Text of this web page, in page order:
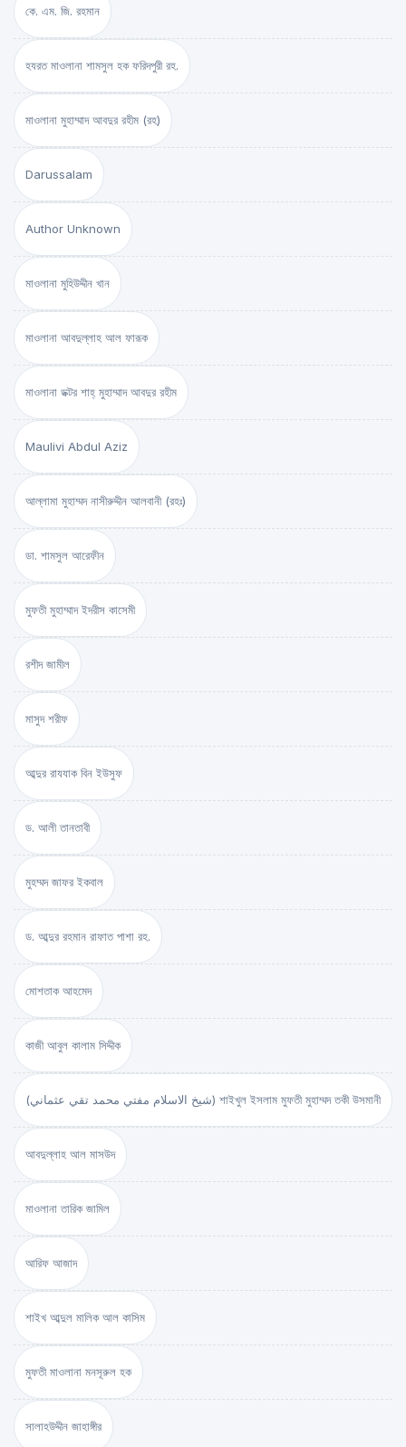
কে. এম. জি. রহমান
হযরত মাওলানা শামসুল হক ফরিদপুরী রহ.
মাওলানা মুহাম্মাদ আবদুর রহীম (রহ)
Darussalam
Author Unknown
মাওলানা মুহিউদ্দীন খান
মাওলানা আবদুল্লাহ আল ফারূক
মাওলানা ডক্টর শাহ্‌ মুহাম্মাদ আবদুর রহীম
Maulivi Abdul Aziz
আল্লামা মুহাম্মদ নাসীরুদ্দীন আলবানী (রহঃ)
ডা. শামসুল আরেফীন
মুফতী মুহাম্মাদ ইদরীস কাসেমী
রশীদ জামীল
মাসুদ শরীফ
আব্দুর রাযযাক বিন ইউসুফ
ড. আলী তানতাবী
মুহম্মদ জাফর ইকবাল
ড. আব্দুর রহমান রাফাত পাশা রহ.
মোশতাক আহমেদ
কাজী আবুল কালাম সিদ্দীক
(شيخ الاسلام مفتي محمد تقي عثماني) শাইখুল ইসলাম মুফতী মুহাম্মদ তকী উসমানী
আবদুল্লাহ আল মাসউদ
মাওলানা তারিক জামিল
আরিফ আজাদ
শাইখ আব্দুল মালিক আল কাসিম
মুফতী মাওলানা মনসূরুল হক
সালাহউদ্দীন জাহাঙ্গীর